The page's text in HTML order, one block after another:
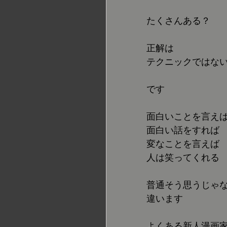
たくさんある？
正解は
テクニックではな
です
面白いことを言えば
面白い話をすれば
変なことを言えば
人は笑ってくれる
普通そう思うじゃ
違います